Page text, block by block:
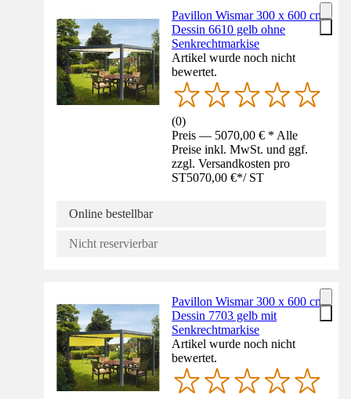
Pavillon Wismar 300 x 600 cm
Dessin 6610 gelb ohne
Senkrechtmarkise
Artikel wurde noch nicht
bewertet.
(0)
Preis — 5070,00 € * Alle
Preise inkl. MwSt. und ggf.
zzgl. Versandkosten pro
ST5070,00 €*/ ST
Online bestellbar
Nicht reservierbar
Pavillon Wismar 300 x 600 cm
Dessin 7703 gelb mit
Senkrechtmarkise
Artikel wurde noch nicht
bewertet.